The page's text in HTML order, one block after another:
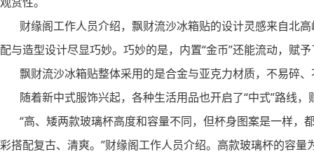
财缘阁工作人员介绍，飘财流沙冰箱贴的设计灵感来自北高
配与造型设计尽显巧妙。巧妙的是，内置“金币”还能流动，赋
飘财流沙冰箱贴整体采用的是合金与亚克力材质，不易碎
随着新中式服饰兴起，各种生活用品也开启了“中式”路线，
“高、矮两款玻璃杯高度和容量不同，但杯身图案是一样，都
彩搭配复古、清爽。”财缘阁工作人员介绍。高款玻璃杯的容